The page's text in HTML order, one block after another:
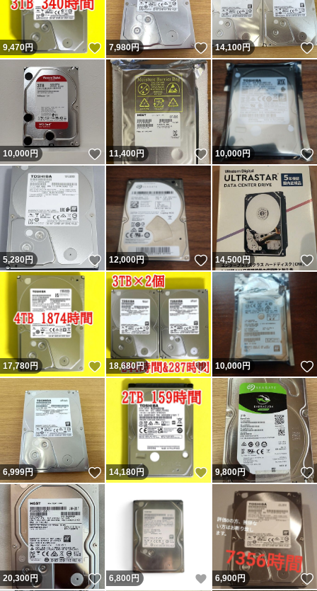
9,470円 いいね！
7,980円 いいね！
14,100円
10,000円 いいね！
11,400円 いいね！
10,000円
5,280円 いいね！
12,000円 いいね！
14,500円
17,780円 いいね！
18,680円 いいね！
10,000円
6,999円 いいね！
14,180円 いいね！
9,800円
20,300円 いいね！
6,800 円 いいね！
6,900円